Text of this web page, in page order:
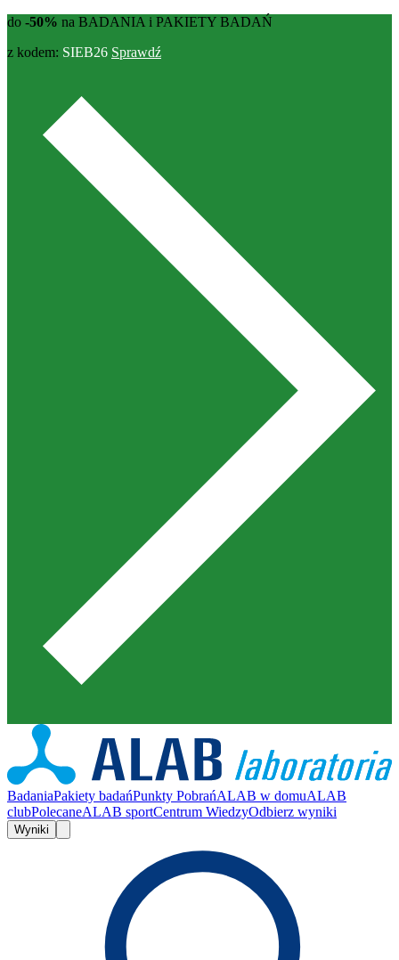
do -50% na BADANIA i PAKIETY BADAŃ
z kodem: SIEB26 Sprawdź
BadaniaPakiety badańPunkty PobrańALAB w domuALAB
clubPolecaneALAB sportCentrum WiedzyOdbierz wyniki
Wyniki